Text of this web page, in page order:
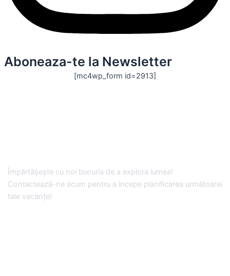
Aboneaza-te la Newsletter
[mc4wp_form id=2913]
Împărtășește cu noi bucuria de a explora lumea!
Contactează-ne acum pentru a începe planificarea următoarei
tale vacanțe!